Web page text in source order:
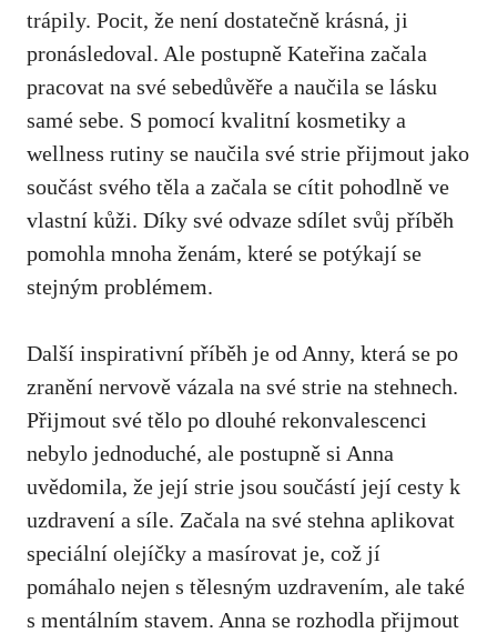
trápily. Pocit,⁤ že není dostatečně krásná, ji
pronásledoval. Ale postupně Kateřina začala
pracovat na své sebedůvěře a ‌naučila se ⁢lásku
samé sebe. S pomocí kvalitní kosmetiky a
wellness​ rutiny se naučila své strie přijmout jako
součást svého ⁤těla a začala se⁣ cítit pohodlně ve
vlastní kůži. ⁣Díky své odvaze sdílet​ svůj‍ příběh
pomohla mnoha ženám, které se potýkají se
stejným problémem.
Další inspirativní příběh ​je od Anny, která se⁤ po
zranění nervově vázala na ​své strie na stehnech.
Přijmout své ⁢tělo po ⁢dlouhé rekonvalescenci
‌nebylo jednoduché, ale postupně si Anna
uvědomila, že její strie jsou součástí její cesty ⁤k
uzdravení⁤ a síle. Začala na své stehna aplikovat
speciální‍ olejíčky a masírovat je, což​ jí
pomáhalo nejen s tělesným uzdravením, ale také
s⁤ mentálním stavem. Anna ⁣se rozhodla přijmout